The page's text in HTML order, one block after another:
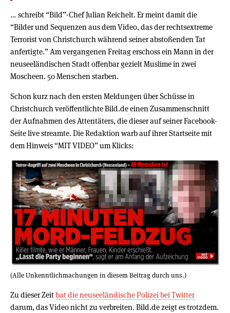
… schreibt “Bild”-Chef Julian Reichelt. Er meint damit die
“Bilder und Sequenzen aus dem Video, das der rechtsextreme
Terrorist von Christchurch während seiner abstoßenden Tat
anfertigte.” Am vergangenen Freitag erschoss ein Mann in der
neuseeländischen Stadt offenbar gezielt Muslime in zwei
Moscheen. 50 Menschen starben.
Schon kurz nach den ersten Meldungen über Schüsse in
Christchurch veröffentlichte Bild.de einen Zusammenschnitt
der Aufnahmen des Attentäters, die dieser auf seiner Facebook-
Seite live streamte. Die Redaktion warb auf ihrer Startseite mit
dem Hinweis “MIT VIDEO” um Klicks:
(Alle Unkenntlichmachungen in diesem Beitrag durch uns.)
Zu dieser Zeitbat die neuseeländische Polizei bei Twitter
darum, das Video nicht zu verbreiten. Bild.de zeigt es trotzdem.